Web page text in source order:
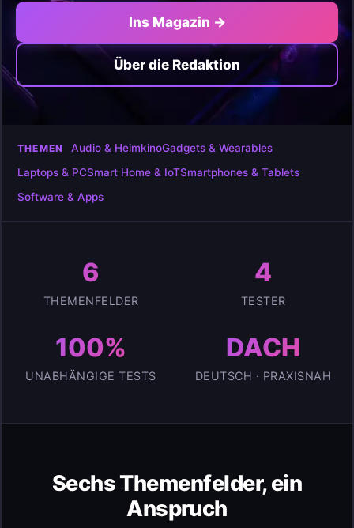
Ins Magazin →
Über die Redaktion
THEMEN Audio & HeimkinoGadgets & Wearables
Laptops & PCSmart Home & IoTSmartphones & Tablets
Software & Apps
6
THEMENFELDER
4
TESTER
100%
UNABHÄNGIGE TESTS
DACH
DEUTSCH · PRAXISNAH
Sechs Themenfelder, ein
Anspruch